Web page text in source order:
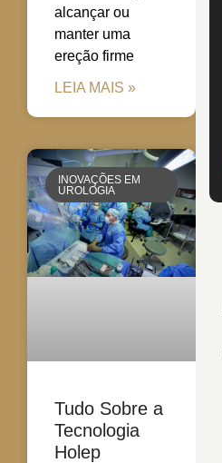
alcançar ou
manter uma
ereção firme
LEIA MAIS »
INOVAÇÕES EM
UROLOGIA
Tudo Sobre a
Tecnologia
Holep